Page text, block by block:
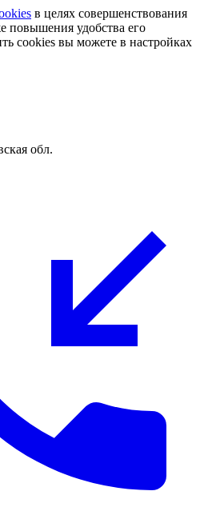
в целях совершенствования
повышения удобства его
cookies вы можете в настройках
обл.